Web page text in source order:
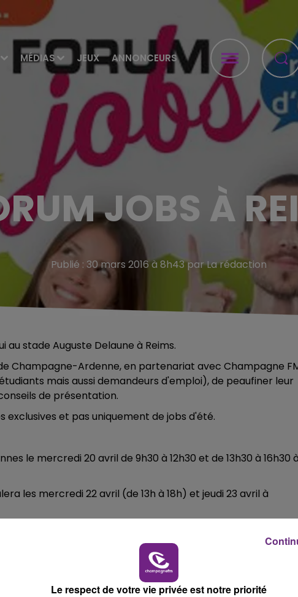
MÉDIAS JEUX ANNONCEURS
16h00 - 20h00
LE WEEK-END CHAMPAGNE FM
JOBS À
Publié : 30 mars 2016 à 8h43 par La rédaction
au stade Auguste Delaune à Reims.
Champagne-Ardenne, en partenariat avec Champagne
mais aussi demandeurs d'emploi), de peaufiner leur
de présentation.
et pas uniquement de jobs d'été.
le mercredi 20 avril de 9h30 à 12h30 et de 13h30 à 16h30 à
les mercredi 22 avril (de 13h à 18h) et jeudi 23 avril à
Le respect de votre vie privée est notre priorité